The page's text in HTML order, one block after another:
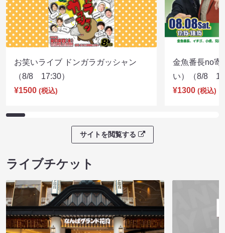
お笑いライブ ドンガラガッシャン
（8/8 17:30）
¥1500 (税込)
金魚番長no寄
い）（8/8
¥1300 (税込)
サイトを閲覧する
ライブチケット